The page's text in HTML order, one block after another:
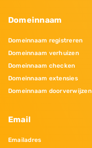
Domeinnaam
Domeinnaam registreren
Domeinnaam verhuizen
Domeinnaam checken
Domeinnaam extensies
Domeinnaam doorverwijzen
Email
Emailadres